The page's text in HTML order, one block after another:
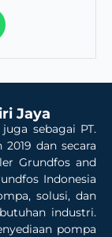
Jaya
sebagai PT.
dan secara
Grundfos and
Indonesia
solusi, dan
industri.
pompa